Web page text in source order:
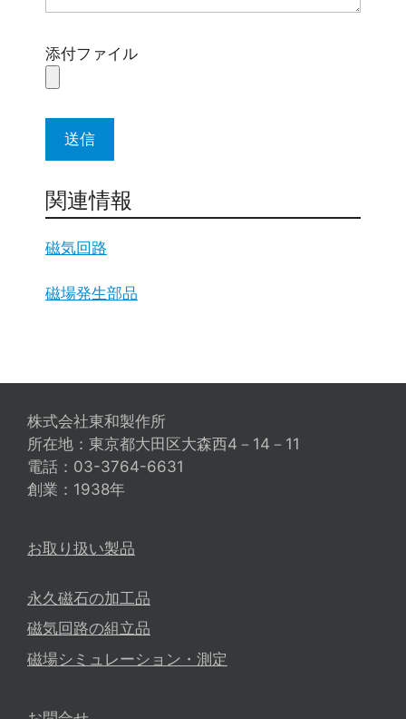
添付ファイル
関連情報
磁気回路
磁場発生部品
株式会社東和製作所
所在地：東京都大田区大森西4－14－11
電話：03-3764-6631
創業：1938年
お取り扱い製品
永久磁石の加工品
磁気回路の組立品
磁場シミュレーション・測定